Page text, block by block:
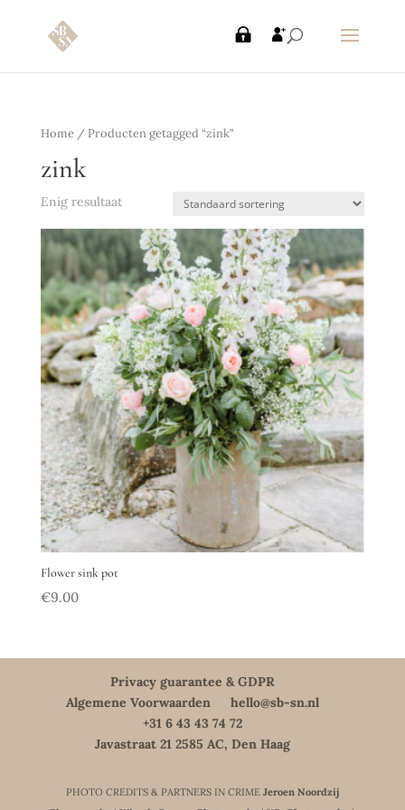
Home/ Producten getagged “zink”
zink
Enig resultaat
Flower sink pot
€9.00
Privacy guarantee & GDPR
Algemene Voorwaarden
hello@sb-sn.nl
+31 6 43 43 74 72
Javastraat 21 2585 AC, Den Haag
PHOTO CREDITS & PARTNERS IN CRIME Jeroen Noordzij